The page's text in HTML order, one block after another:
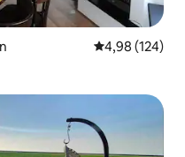
4,98 (124)